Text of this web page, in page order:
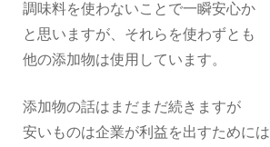
調味料を使わないことで一瞬安心か
と思いますが、それらを使わずとも
他の添加物は使用しています。
添加物の話はまだまだ続きますが
安いものは企業が利益を出すためには